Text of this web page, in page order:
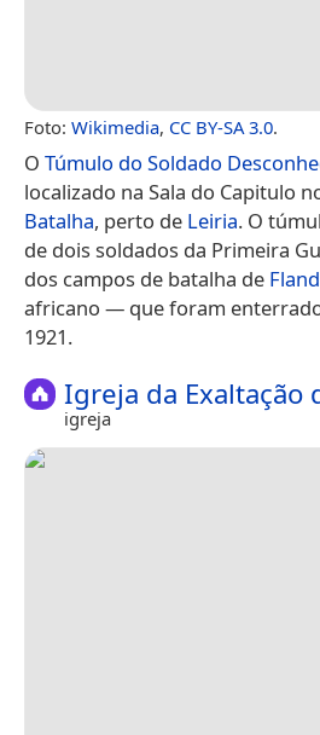
Foto: Wikimedia, CC BY-SA 3.0.
O Túmulo do Soldado
localizado na Sala do Capitulo
Batalha, perto de Leiria. O
de dois soldados da Primeira
dos campos de batalha de
africano — que foram
1921.
Igreja da Exaltação
igreja